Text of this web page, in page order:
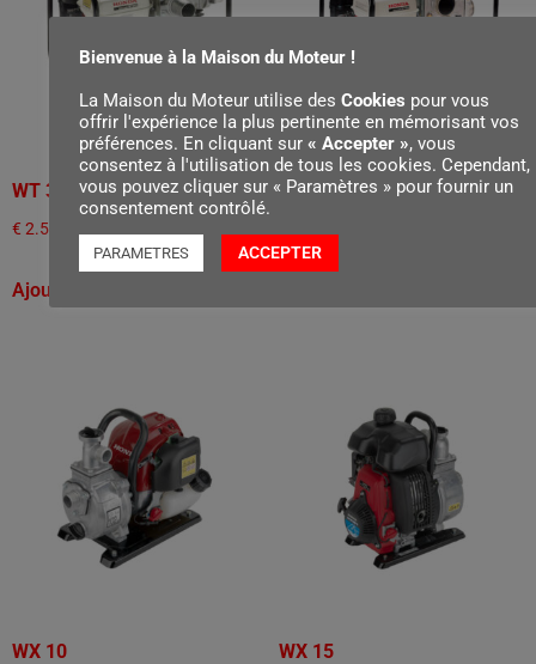
WT 30
€ 2.579,00
Ajouter au panier
WT 40
WX 10 WX 15
Bienvenue à la Maison du Moteur !
La Maison du Moteur utilise des Cookies pour vous
offrir l'expérience la plus pertinente en mémorisant vos
préférences. En cliquant sur « Accepter », vous
consentez à l'utilisation de tous les cookies. Cependant,
vous pouvez cliquer sur « Paramètres » pour fournir un
consentement contrôlé.
PARAMETRES ACCEPTER